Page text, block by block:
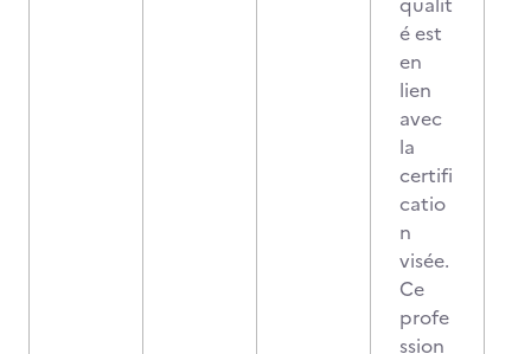
é est
en
lien
avec
la
certifi
catio
n
visée.
Ce
profe
ssion